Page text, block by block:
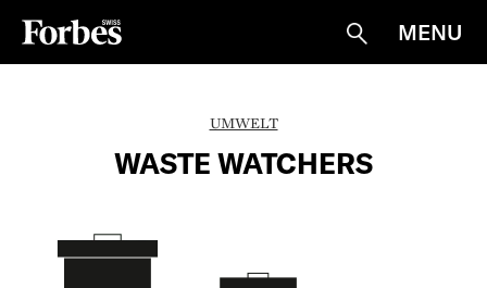
Suche
MENU
UMWELT
WASTE WATCHERS